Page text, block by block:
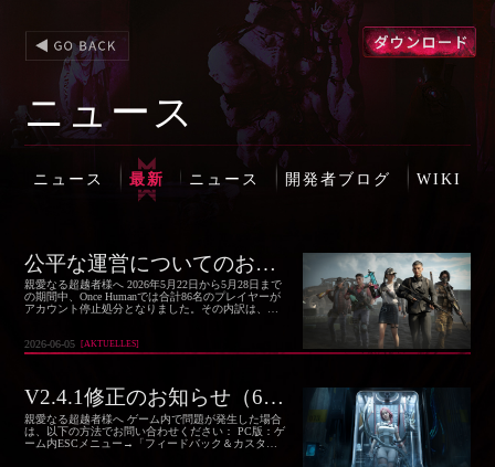
ニュース
ニュース 最新 ニュース 開発者ブログ WIKI
公平な運営についてのお知らせ（2026年5月22日より2026年5月28日まで）
親愛なる超越者様へ 2026年5月22日から5月28日まで
の期間中、Once Humanでは合計86名のプレイヤーが
アカウント停止処分となりました。その内訳は、外
る処分が7名です。
2026-06-05 [AKTUELLES]
V2.4.1修正のお知らせ（6月3日）
親愛なる超越者様へ ゲーム内で問題が発生した場合
は、以下の方法でお問い合わせください： PC版：ゲ
ーム内ESCメニュー→「フィードバック＆カスタマ